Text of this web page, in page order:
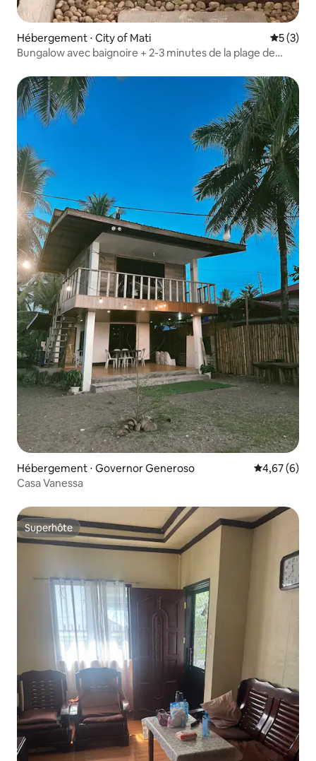
Hébergement ⋅ City of Mati
5 (3)
Bungalow avec baignoire + 2-3 minutes de la plage de
Hébergement ⋅ Governor Generoso Évaluation
4,67 (6)
Casa Vanessa
Superhôte
Superhôte